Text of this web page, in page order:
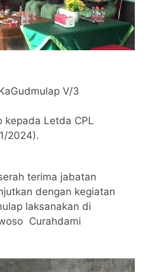
V/3
kepada Letda CPL
2024).
terima jabatan
dengan kegiatan
laksanakan di
Curahdami